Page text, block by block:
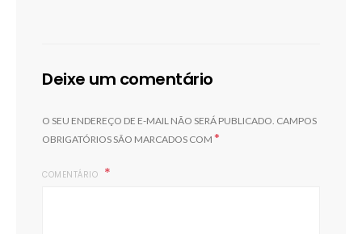
Deixe um comentário
O SEU ENDEREÇO DE E-MAIL NÃO SERÁ PUBLICADO. CAMPOS
OBRIGATÓRIOS SÃO MARCADOS COM *
COMENTÁRIO